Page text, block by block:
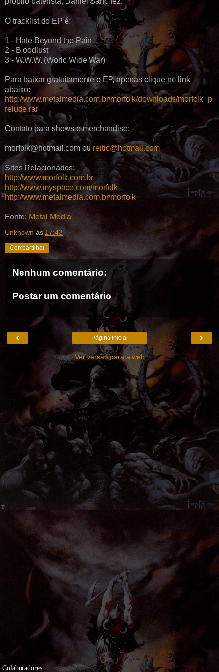
O tracklist do EP é:
1 - Hate Beyond the Pain
2 - Bloodlust
3 - W.W.W. (World Wide War)
Para baixar gratuitamente o EP, apenas clique no link
abaixo:
http://www.metalmedia.com.br/morfolk/downloads/morfolk_p
relude.rar
Contato para shows e merchandise:
morfolk@hotmail.com ou reitio@hotmail.com
Sites Relacionados:
http://www.morfolk.com.br
http://www.myspace.com/morfolk
http://www.metalmedia.com.br/morfolk
Fonte: Metal Media
Unknown às 17:43
Compartilhar
Nenhum comentário:
Postar um comentário
‹ ›
Página inicial
Ver versão para a web
Colaboradores